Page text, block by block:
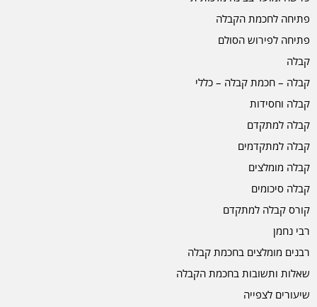
פתיחה לחכמת הקבלה
פתיחה לפירוש הסולם
קבלה
קבלה – חכמת קבלה – כללי
קבלה וחסידות
קבלה למתקדם
קבלה למתקדמים
קבלה מומלצים
קבלה סיכומים
קורס קבלה למתקדם
רבי נחמן
רבנים מומלצים בחכמת קבלה
שאלות ותשובות בחכמת הקבלה
שיעורים לצפייה